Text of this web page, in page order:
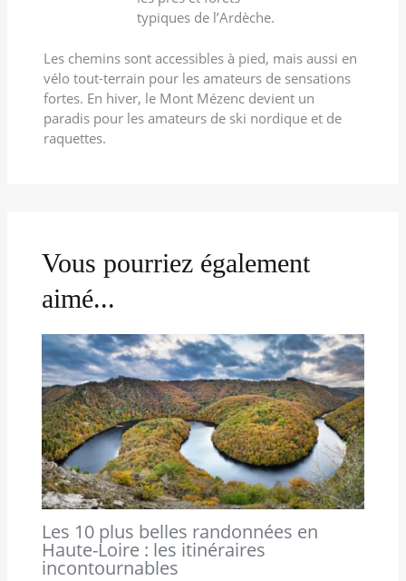
typiques de l’Ardèche.
Les chemins sont accessibles à pied, mais aussi en
vélo tout-terrain pour les amateurs de sensations
fortes. En hiver, le Mont Mézenc devient un
paradis pour les amateurs de ski nordique et de
raquettes.
Vous pourriez également
aimé...
Les 10 plus belles randonnées en
Haute-Loire : les itinéraires
incontournables